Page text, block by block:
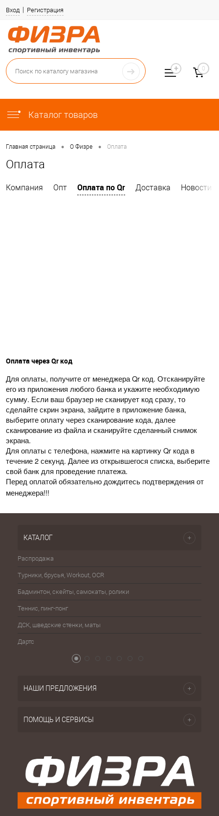
Вход Регистрация
Каталог товаров
0
Главная страница • О Физре • Оплата
Оплата
Компания Опт Оплата по Qr Доставка Новости
Оплата через Qr код
Для оплаты, получите от менеджера Qr код. Отсканируйте
его из приложения любого банка и укажите необходимую
сумму. Если ваш браузер не сканирует код сразу, то
сделайте скрин экрана, зайдите в приложение банка,
выберите оплату через сканирование кода, далее
сканирование из файла и сканируйте сделанный снимок
экрана.
Для оплаты с телефона, нажмите на картинку Qr кода в
течение 2 секунд. Далее из открывшегося списка, выберите
свой банк для проведение платежа.
Перед оплатой обязательно дождитесь подтверждения от
менеджера!!!
КАТАЛОГ
Распродажа
Турники, брусья, Workout, OCR
Бадминтон, скейты, самокаты, ролики
Теннис, пинг-понг
ДСК, шведские стенки, маты
Дартс
НАШИ ПРЕДЛОЖЕНИЯ
ПОМОЩЬ И СЕРВИСЫ